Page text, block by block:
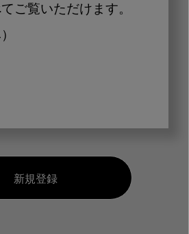
ご覧いただけます。
新規登録